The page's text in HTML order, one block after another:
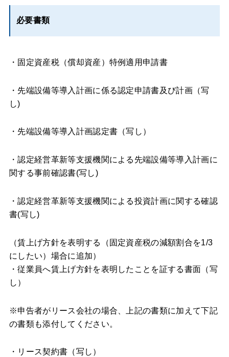
必要書類
・固定資産税（償却資産）特例適用申請書
・先端設備等導入計画に係る認定申請書及び計画（写
し)
・先端設備等導入計画認定書（写し）
・認定経営革新等支援機関による先端設備等導入計画に
関する事前確認書(写し)
・認定経営革新等支援機関による投資計画に関する確認
書(写し)
（賃上げ方針を表明する（固定資産税の減額割合を1/3
にしたい）場合に追加）
・従業員へ賃上げ方針を表明したことを証する書面（写
し）
※申告者がリース会社の場合、上記の書類に加えて下記
の書類も添付してください。
・リース契約書（写し）